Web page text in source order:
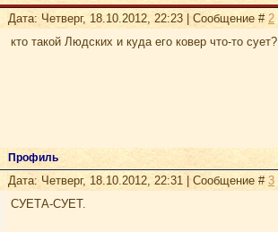
Дата: Четверг, 18.10.2012, 22:23 | Сообщение # 2
кто такой Людских и куда его ковер что-то сует?
Профиль
Дата: Четверг, 18.10.2012, 22:31 | Сообщение # 3
СУЕТА-СУЕТ.